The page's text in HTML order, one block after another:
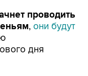
проводить
, они будут
дня